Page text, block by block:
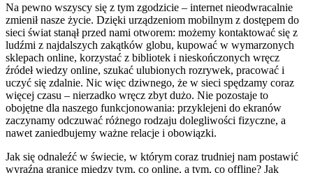
Na pewno wszyscy się z tym zgodzicie – internet nieodwracalnie
zmienił nasze życie. Dzięki urządzeniom mobilnym z dostępem do
sieci świat stanął przed nami otworem: możemy kontaktować się z
ludźmi z najdalszych zakątków globu, kupować w wymarzonych
sklepach online, korzystać z bibliotek i nieskończonych wręcz
źródeł wiedzy online, szukać ulubionych rozrywek, pracować i
uczyć się zdalnie. Nic więc dziwnego, że w sieci spędzamy coraz
więcej czasu – nierzadko wręcz zbyt dużo. Nie pozostaje to
obojętne dla naszego funkcjonowania: przyklejeni do ekranów
zaczynamy odczuwać różnego rodzaju dolegliwości fizyczne, a
nawet zaniedbujemy ważne relacje i obowiązki.
Jak się odnaleźć w świecie, w którym coraz trudniej nam postawić
wyraźną granicę między tym, co online, a tym, co offline? Jak